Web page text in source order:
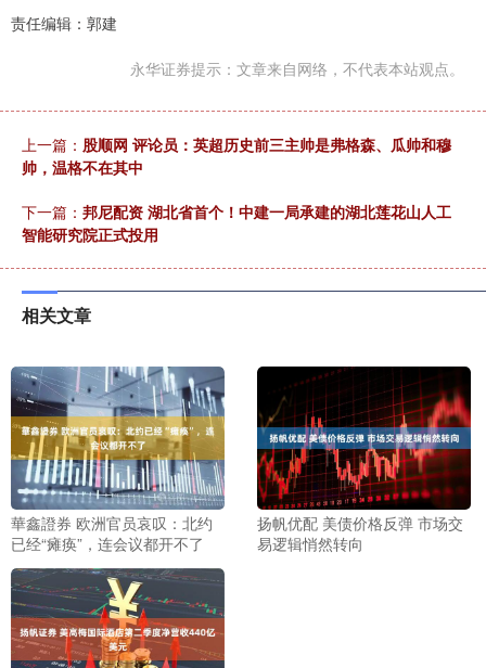
责任编辑：郭建
永华证券提示：文章来自网络，不代表本站观点。
上一篇： 股顺网 评论员：英超历史前三主帅是弗格森、瓜帅和穆
帅，温格不在其中
下一篇： 邦尼配资 湖北省首个！中建一局承建的湖北莲花山人工
智能研究院正式投用
相关文章
華鑫證券 欧洲官员哀叹：北约
已经“瘫痪”，连会议都开不了
扬帆优配 美债价格反弹 市场交
易逻辑悄然转向